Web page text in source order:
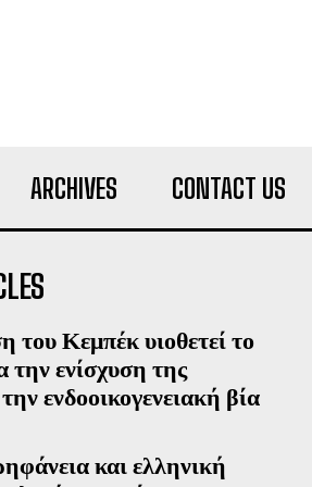
ARCHIVES CONTACT US
του Κεμπέκ υιοθετεί το
την ενίσχυση της
ενδοοικογενειακή βία
και ελληνική